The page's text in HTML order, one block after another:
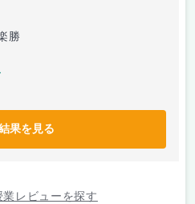
勝
果を見る
レビューを探す